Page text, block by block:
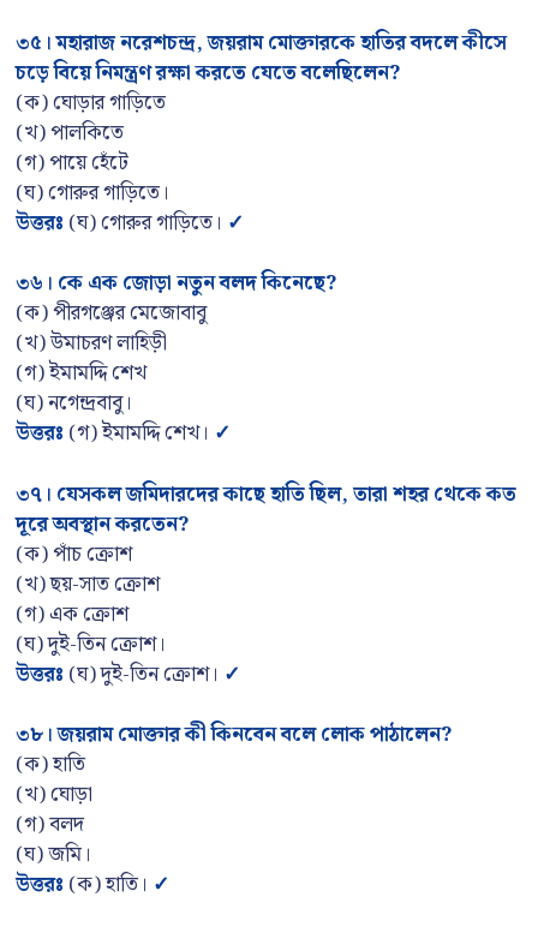
৩৫ ।মহারাজ নরেশচন্দ্র, জয়রাম মোক্তারকে হাতির বদলে কীসে
চড়ে বিয়ে নিমন্ত্রণ রক্ষা করতে যেতে বলেছিলেন?
(ক) ঘোড়ার গাড়িতে
(খ) পালকিতে
(গ) পায়ে হেঁটে
(ঘ) গোরুর গাড়িতে।
উত্তরঃ (ঘ) গোরুর গাড়িতে। ✓
৩৬ । কে এক জোড়া নতুন বলদ কিনেছে?
(ক) পীরগঞ্জের মেজোবাবু
(খ) উমাচরণ লাহিড়ী
(গ) ইমামদ্দি শেখ
(ঘ) নগেন্দ্রবাবু।
উত্তরঃ (গ) ইমামদ্দি শেখ। ✓
৩৭। যেসকল জমিদারদের কাছে হাতি ছিল, তারা শহর থেকে কত
দূরে অবস্থান করতেন?
(ক) পাঁচ ক্রোশ
(খ) ছয়-সাত ক্রোশ
(গ) এক ক্রোশ
(ঘ) দুই-তিন ক্রোশ।
উত্তরঃ (ঘ) দুই-তিন ক্রোশ। ✓
৩৮।জয়রাম মোক্তার কী কিনবেন বলে লোক পাঠালেন?
(ক) হাতি
(খ) ঘোড়া
(গ) বলদ
(ঘ) জমি।
উত্তরঃ (ক) হাতি। ✓